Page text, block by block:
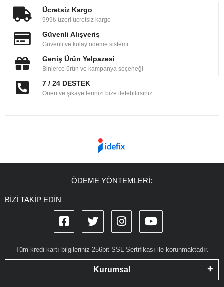
Ücretsiz Kargo
999₺ üzeri ücretsiz kargo
Güvenli Alışveriş
Güvenli ve kolay ödeme sistemi
Geniş Ürün Yelpazesi
Binlerce ürün ve kampanya seçeneği
7 / 24 DESTEK
Öneri ve şikayetlerinizi bize iletebilirsiniz.
ÖDEME YÖNTEMLERİ:
BİZİ TAKİP EDİN
Tüm kredi kartı bilgileriniz 256bit SSL Sertifikası ile korunmaktadır.
Kurumsal